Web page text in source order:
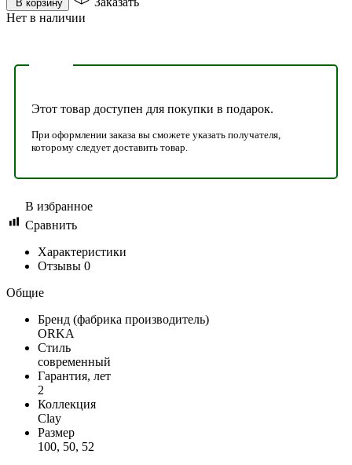
В корзину
Нет в наличии
Этот товар доступен для покупки в подарок.
При оформлении заказа вы сможете указать получателя,
которому следует доставить товар.
В избранное
Сравнить
Характеристики
Отзывы 0
Общие
Бренд (фабрика производитель)
ORKA
Стиль
современный
Гарантия, лет
2
Коллекция
Clay
Размер
100, 50, 52